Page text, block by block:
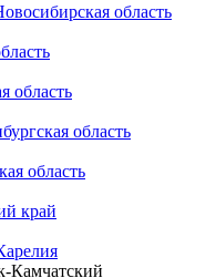
область
область
область
область
край